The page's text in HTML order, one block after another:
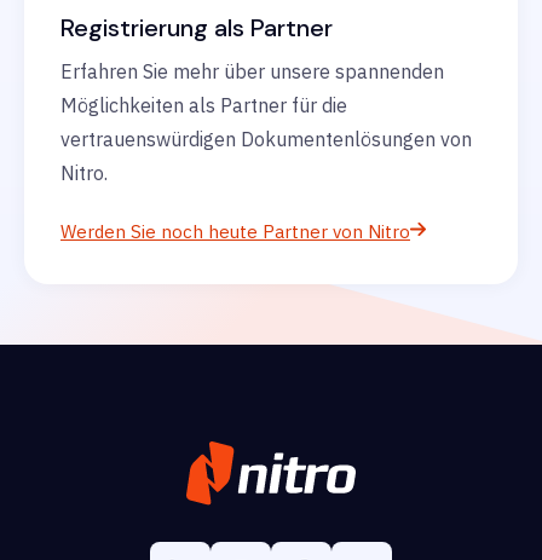
Registrierung als Partner
Erfahren Sie mehr über unsere spannenden
Möglichkeiten als Partner für die
vertrauenswürdigen Dokumentenlösungen von
Nitro.
Werden Sie noch heute Partner von Nitro